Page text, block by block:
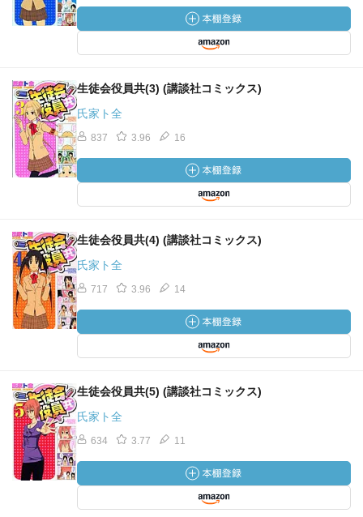
生徒会役員共(3) (講談社コミックス)
氏家ト全
837 3.96 16
生徒会役員共(4) (講談社コミックス)
氏家ト全
717 3.96 14
生徒会役員共(5) (講談社コミックス)
氏家ト全
634 3.77 11